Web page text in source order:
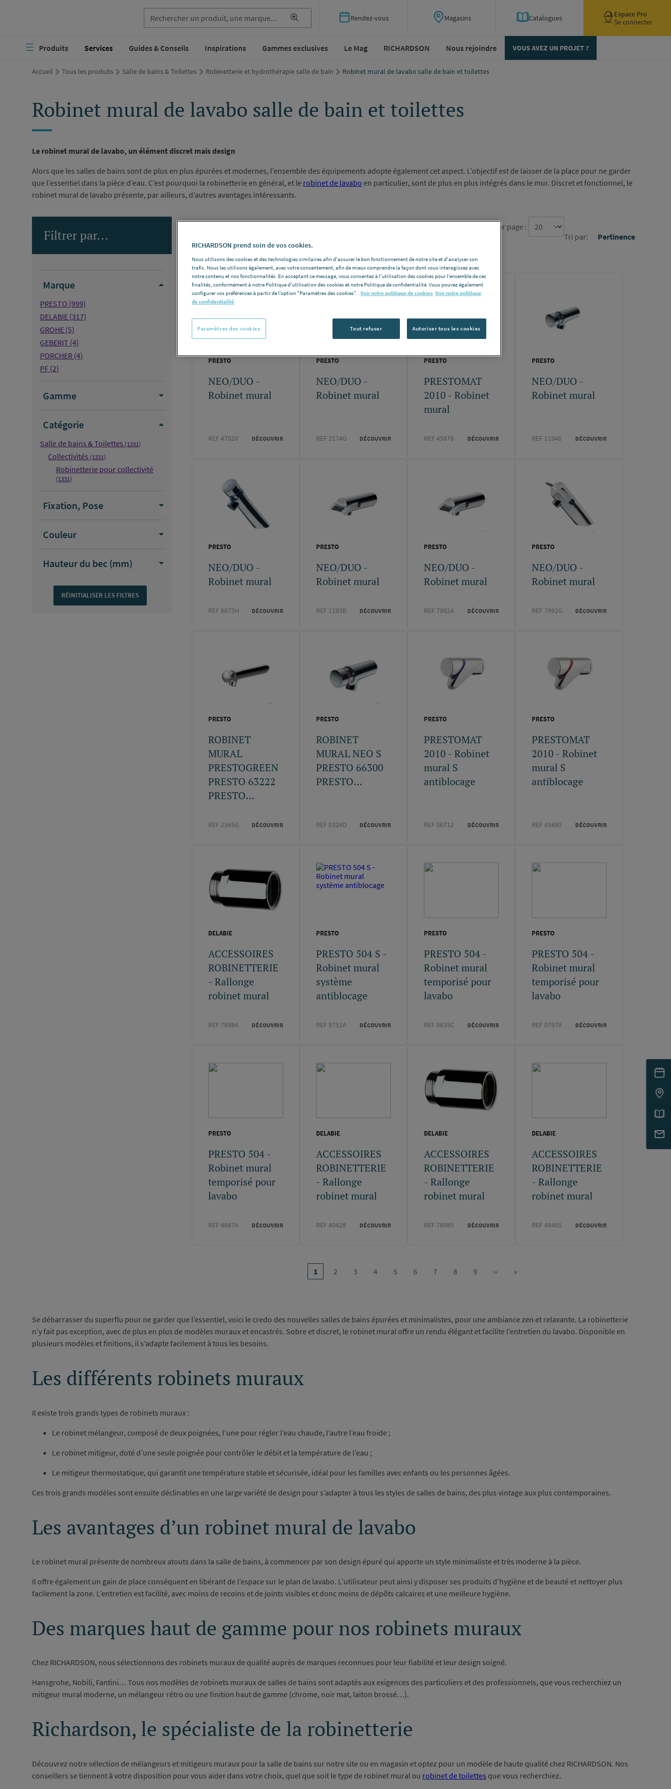
contenu
Rendez-vous Magasins Catalogues
Espace Pro
Se connecter
Navigation
principaleProduits Services Guides & Conseils Inspirations Gammes exclusives Le Mag RICHARDSON Nous rejoindre VOUS AVEZ UN PROJET ?
Accueil Tous les produits Salle de bains & Toilettes Robinetterie et hydrothérapie salle de bain Robinet mural de lavabo salle de bain et toilettes
Robinet mural de lavabo salle de bain et toilettes
Le robinet mural de lavabo, un élément discret mais design
Alors que les salles de bains sont de plus en plus épurées et modernes, l’ensemble des équipements adopte également cet aspect. L’objectif est de laisser de la place pour ne garder
que l’essentiel dans la pièce d’eau. C’est pourquoi la robinetterie en général, et le robinet de lavabo en particulier, sont de plus en plus intégrés dans le mur. Discret et fonctionnel, le
robinet mural de lavabo présente, par ailleurs, d’autres avantages intéressants.
Filtrer par...
Marque
PRESTO (999)
DELABIE (317)
GROHE (5)
GEBERIT (4)
PORCHER (4)
PF (2)
Gamme
Catégorie
Salle de bains & Toilettes (1331)
Collectivités (1331)
Robinetterie pour collectivité
(1331)
Fixation, Pose
Couleur
Hauteur du bec (mm)
Nombre de produits:
Nombre d'élément par page :
Tri par:
Pertinence
PRESTO
NEO/DUO -
Robinet mural
REF 4702V DÉCOUVRIR
PRESTO
NEO/DUO -
Robinet mural
REF 2174G DÉCOUVRIR
PRESTO
PRESTOMAT
2010 - Robinet
mural
REF 45876 DÉCOUVRIR
PRESTO
NEO/DUO -
Robinet mural
REF 11946 DÉCOUVRIR
PRESTO
NEO/DUO -
Robinet mural
REF 8673H DÉCOUVRIR
PRESTO
NEO/DUO -
Robinet mural
REF 1193B DÉCOUVRIR
PRESTO
NEO/DUO -
Robinet mural
REF 7992A DÉCOUVRIR
PRESTO
NEO/DUO -
Robinet mural
REF 7992G DÉCOUVRIR
PRESTO
ROBINET
MURAL
PRESTOGREEN
PRESTO 63222
PRESTO...
REF 2365G DÉCOUVRIR
PRESTO
ROBINET
MURAL NEO S
PRESTO 66300
PRESTO...
REF 0324D DÉCOUVRIR
PRESTO
PRESTOMAT
2010 - Robinet
mural S
antiblocage
REF 06712 DÉCOUVRIR
PRESTO
PRESTOMAT
2010 - Robinet
mural S
antiblocage
REF 45880 DÉCOUVRIR
DELABIE
ACCESSOIRES
ROBINETTERIE
- Rallonge
robinet mural
REF 78984 DÉCOUVRIR
PRESTO
PRESTO 504 S -
Robinet mural
système
antiblocage
REF 5751A DÉCOUVRIR
PRESTO
PRESTO 504 -
Robinet mural
temporisé pour
lavabo
REF 8635C DÉCOUVRIR
PRESTO
PRESTO 504 -
Robinet mural
temporisé pour
lavabo
REF 0797A DÉCOUVRIR
PRESTO
PRESTO 504 -
Robinet mural
temporisé pour
lavabo
REF 4687A DÉCOUVRIR
DELABIE
ACCESSOIRES
ROBINETTERIE
- Rallonge
robinet mural
REF 40428 DÉCOUVRIR
DELABIE
ACCESSOIRES
ROBINETTERIE
- Rallonge
robinet mural
REF 78985 DÉCOUVRIR
DELABIE
ACCESSOIRES
ROBINETTERIE
- Rallonge
robinet mural
REF 48465 DÉCOUVRIR
Page
1 Page
2 Page
3 Page
4 Page
5 Page
6 Page
7 Page
8 Page
9
Page
››
Dernière
»
Se débarrasser du superflu pour ne garder que l’essentiel, voici le credo des nouvelles salles de bains épurées et minimalistes, pour une ambiance zen et relaxante. La robinetterie
n’y fait pas exception, avec de plus en plus de modèles muraux et encastrés. Sobre et discret, le robinet mural offre un rendu élégant et facilite l’entretien du lavabo. Disponible en
plusieurs modèles et finitions, il s’adapte facilement à tous les besoins.
Les différents robinets muraux
Il existe trois grands types de robinets muraux :
Le robinet mélangeur, composé de deux poignées, l’une pour régler l’eau chaude, l’autre l’eau froide ;
Le robinet mitigeur, doté d’une seule poignée pour contrôler le débit et la température de l’eau ;
Le mitigeur thermostatique, qui garantit une température stable et sécurisée, idéal pour les familles avec enfants ou les personnes âgées.
Ces trois grands modèles sont ensuite déclinables en une large variété de design pour s’adapter à tous les styles de salles de bains, des plus vintage aux plus contemporaines.
Les avantages d’un robinet mural de lavabo
Le robinet mural présente de nombreux atouts dans la salle de bains, à commencer par son design épuré qui apporte un style minimaliste et très moderne à la pièce.
Il offre également un gain de place conséquent en libérant de l’espace sur le plan de lavabo. L’utilisateur peut ainsi y disposer ses produits d’hygiène et de beauté et nettoyer plus
facilement la zone. L’entretien est facilité, avec moins de recoins et de joints visibles et donc moins de dépôts calcaires et une meilleure hygiène.
Des marques haut de gamme pour nos robinets muraux
Chez RICHARDSON, nous sélectionnons des robinets muraux de qualité auprès de marques reconnues pour leur fiabilité et leur design soigné.
Hansgrohe, Nobili, Fantini… Tous nos modèles de robinets muraux de salles de bains sont adaptés aux exigences des particuliers et des professionnels, que vous recherchiez un
mitigeur mural moderne, un mélangeur rétro ou une finition haut de gamme (chrome, noir mat, laiton brossé…).
Richardson, le spécialiste de la robinetterie
Découvrez notre sélection de mélangeurs et mitigeurs muraux pour la salle de bains sur notre site ou en magasin et optez pour un modèle de haute qualité chez RICHARDSON. Nos
conseillers se tiennent à votre disposition pour vous aider dans votre choix, quel que soit le type de robinet mural ou robinet de toilettes que vous recherchiez.
RICHARDSON prend soin de vos cookies.
Nous utilisons des cookies et des technologies similaires afin d'assurer le bon fonctionnement de notre site et d'analyser son
trafic. Nous les utilisons également, avec votre consentement, afin de mieux comprendre la façon dont vous interagissez avec
notre contenu et nos fonctionnalités. En acceptant ce message, vous consentez à l’utilisation des cookies pour l’ensemble de ces
finalités, conformément à notre Politique d'utilisation des cookies et notre Politique de confidentialité. Vous pouvez également
configurer vos préférences à partir de l’option "Paramètres des cookies”. Voir notre politique de cookies Voir notre politique
de confidentialité
Tout refuser Autoriser tous les cookies
Paramètres des cookies